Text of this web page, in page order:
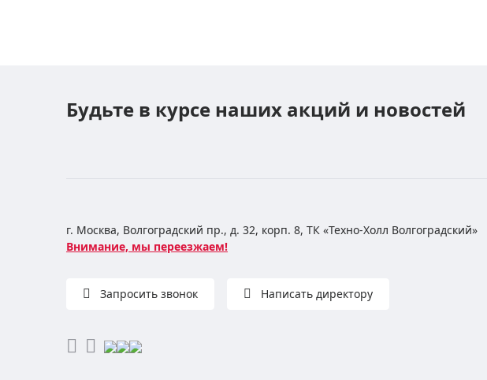
Будьте в курсе наших акций и новостей
г. Москва, Волгоградский пр., д. 32, корп. 8, ТК «Техно-Холл Волгоградский»
Внимание, мы переезжаем!
Запросить звонок Написать директору